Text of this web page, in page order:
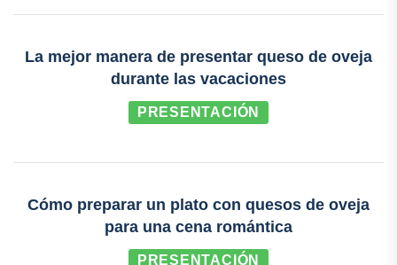
La mejor manera de presentar queso de oveja
durante las vacaciones
PRESENTACIÓN
Cómo preparar un plato con quesos de oveja
para una cena romántica
PRESENTACIÓN